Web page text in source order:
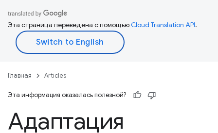
Эта страница переведена с помощьюCloud Translation API.
Главная Articles
Эта информация оказалась полезной?
Адаптация